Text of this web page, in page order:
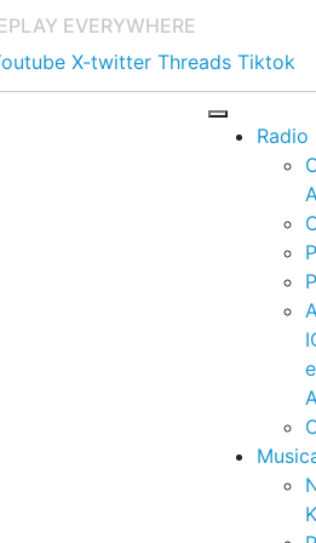
PLAY EVERYWHERE
X-twitter Threads Tiktok
Radio
e